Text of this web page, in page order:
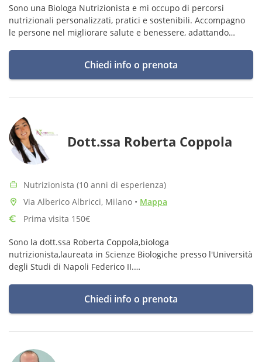
Sono una Biologa Nutrizionista e mi occupo di percorsi
nutrizionali personalizzati, pratici e sostenibili. Accompagno
le persone nel migliorare salute e benessere, adattando
Chiedi info o prenota
Dott.ssa Roberta Coppola
Nutrizionista (10 anni di esperienza)
Via Alberico Albricci, Milano • Mappa
Prima visita 150€
Sono la dott.ssa Roberta Coppola,biologa
nutrizionista,laureata in Scienze Biologiche presso l'Università
degli Studi di Napoli Federico II.
Chiedi info o prenota